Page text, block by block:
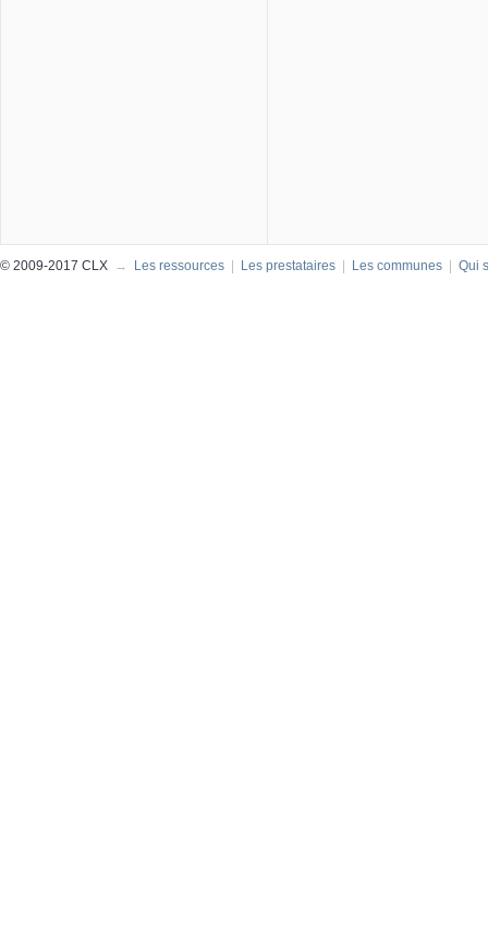
© 2009-2017 CLX → Les ressources Les prestataires Les communes Qui